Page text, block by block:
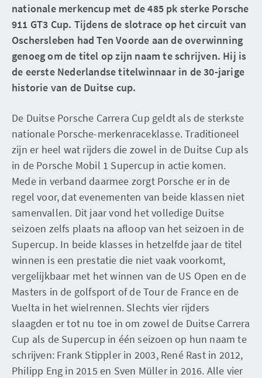
nationale merkencup met de 485 pk sterke Porsche
911 GT3 Cup. Tijdens de slotrace op het circuit van
Oschersleben had Ten Voorde aan de overwinning
genoeg om de titel op zijn naam te schrijven. Hij is
de eerste Nederlandse titelwinnaar in de 30-jarige
historie van de Duitse cup.
De Duitse Porsche Carrera Cup geldt als de sterkste
nationale Porsche-merkenraceklasse. Traditioneel
zijn er heel wat rijders die zowel in de Duitse Cup als
in de Porsche Mobil 1 Supercup in actie komen.
Mede in verband daarmee zorgt Porsche er in de
regel voor, dat evenementen van beide klassen niet
samenvallen. Dit jaar vond het volledige Duitse
seizoen zelfs plaats na afloop van het seizoen in de
Supercup. In beide klasses in hetzelfde jaar de titel
winnen is een prestatie die niet vaak voorkomt,
vergelijkbaar met het winnen van de US Open en de
Masters in de golfsport of de Tour de France en de
Vuelta in het wielrennen. Slechts vier rijders
slaagden er tot nu toe in om zowel de Duitse Carrera
Cup als de Supercup in één seizoen op hun naam te
schrijven: Frank Stippler in 2003, René Rast in 2012,
Philipp Eng in 2015 en Sven Müller in 2016. Alle vier